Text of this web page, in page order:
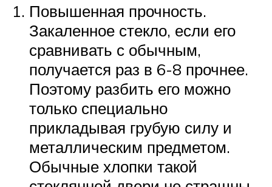
Повышенная прочность.
Закаленное стекло, если его
сравнивать с обычным,
получается раз в 6-8 прочнее.
Поэтому разбить его можно
только специально
прикладывая грубую силу и
металлическим предметом.
Обычные хлопки такой